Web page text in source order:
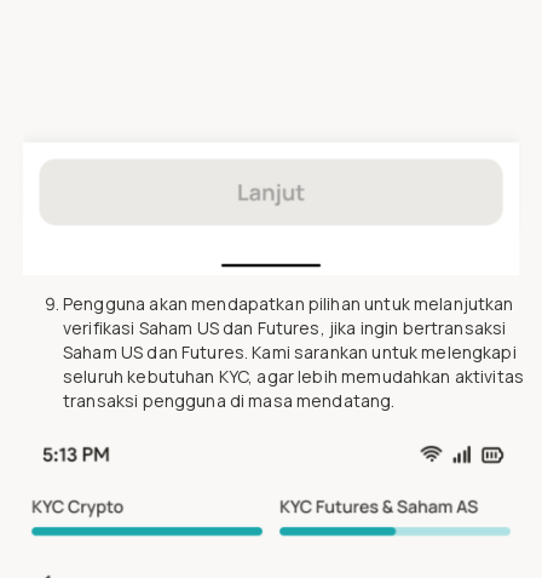
Pengguna akan mendapatkan pilihan untuk melanjutkan
verifikasi Saham US dan Futures, jika ingin bertransaksi
Saham US dan Futures. Kami sarankan untuk melengkapi
seluruh kebutuhan KYC, agar lebih memudahkan aktivitas
transaksi pengguna di masa mendatang.